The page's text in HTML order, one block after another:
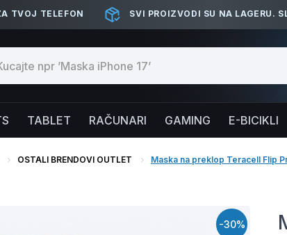
TVOJ TELEFON SVI PROIZVODI SU NA LAGERU.
TABLET RAČUNARI GAMING E-BICIKLI
OSTALI BRENDOVI OUTLET Maska na preklop Teracell Flip
-30%